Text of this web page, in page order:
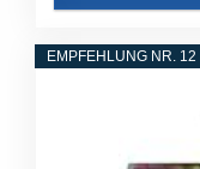
EMPFEHLUNG NR. 12